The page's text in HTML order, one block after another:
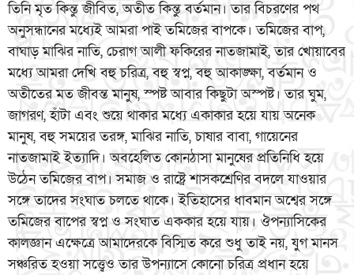
তিনি মৃত কিন্তু জীবিত, অতীত কিন্তু বর্তমান। তার বিচরণের পথ
অনুসন্ধানের মধ্যেই আমরা পাই তমিজের বাপকে। তমিজের বাপ,
বাঘাড় মাঝির নাতি, চেরাগ আলী ফকিরের নাতজামাই, তার খোয়াবের
মধ্যে আমরা দেখি বহু চরিত্র, বহু স্বপ্ন, বহু আকাঙ্ক্ষা, বর্তমান ও
অতীতের মত জীবন্ত মানুষ, স্পষ্ট আবার কিছুটা অস্পষ্ট। তার ঘুম,
জাগরণ, হাঁটা এবং শুয়ে থাকার মধ্যে একাকার হয়ে যায় অনেক
মানুষ, বহু সময়ের তরঙ্গ, মাঝির নাতি, চাষার বাবা, গায়েনের
নাতজামাই ইত্যাদি। অবহেলিত কোনঠাসা মানুষের প্রতিনিধি হয়ে
উঠেন তমিজের বাপ। সমাজ ও রাষ্ট্রে শাসকশ্রেণির বদলে যাওয়ার
সঙ্গে তাদের সংঘাত চলতে থাকে। ইতিহাসের ধাবমান অশ্বের সঙ্গে
তমিজের বাপের স্বপ্ন ও সংঘাত এককার হয়ে যায়। ঔপন্যাসিকের
কালজ্ঞান এক্ষেত্রে আমাদেরকে বিস্মিত করে শুধু তাই নয়, যুগ মানস
সঞ্চরিত হওয়া সত্ত্বেও তার উপন্যাসে কোনো চরিত্র প্রধান হয়ে